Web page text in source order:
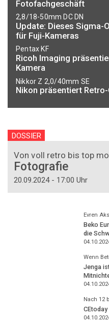
Fotofachgeschäft
2,8/18-50mm DC DN
Update: Dieses Sigma-
für Fuji-Kameras
Pentax KF
Ricoh Imaging
Kamera
Nikkor Z 2,0/40mm SE
Nikon präsentiert
DOSSIER
Von voll retro bis top
Fotografie
20.09.2024 - 17:00 Uhr
Evren
Beko
die
Wenn
Jenga
Nach 12